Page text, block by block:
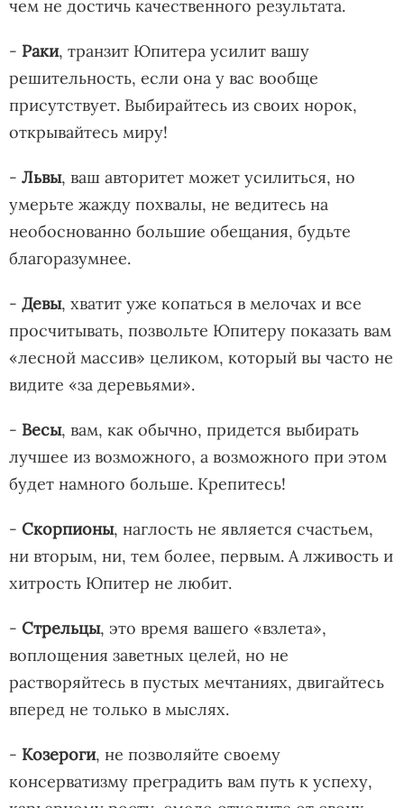
чем не достичь качественного результата.
- Раки, транзит Юпитера усилит вашу
решительность, если она у вас вообще
присутствует. Выбирайтесь из своих норок,
открывайтесь миру!
- Львы, ваш авторитет может усилиться, но
умерьте жажду похвалы, не ведитесь на
необоснованно большие обещания, будьте
благоразумнее.
- Девы, хватит уже копаться в мелочах и все
просчитывать, позвольте Юпитеру показать вам
«лесной массив» целиком, который вы часто не
видите «за деревьями».
- Весы, вам, как обычно, придется выбирать
лучшее из возможного, а возможного при этом
будет намного больше. Крепитесь!
- Скорпионы, наглость не является счастьем,
ни вторым, ни, тем более, первым. А лживость и
хитрость Юпитер не любит.
- Стрельцы, это время вашего «взлета»,
воплощения заветных целей, но не
растворяйтесь в пустых мечтаниях, двигайтесь
вперед не только в мыслях.
- Козероги, не позволяйте своему
консерватизму преградить вам путь к успеху,